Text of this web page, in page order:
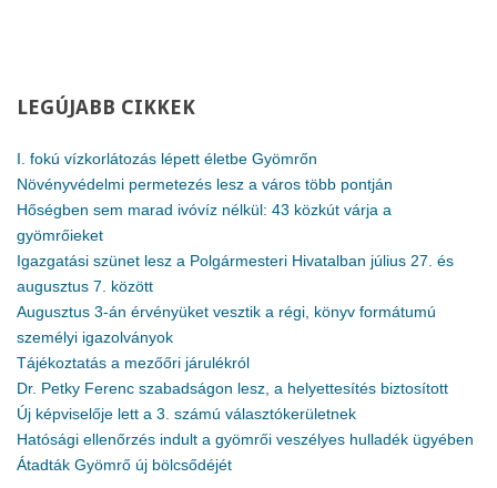
LEGÚJABB CIKKEK
I. fokú vízkorlátozás lépett életbe Gyömrőn
Növényvédelmi permetezés lesz a város több pontján
Hőségben sem marad ivóvíz nélkül: 43 közkút várja a
gyömrőieket
Igazgatási szünet lesz a Polgármesteri Hivatalban július 27. és
augusztus 7. között
Augusztus 3-án érvényüket vesztik a régi, könyv formátumú
személyi igazolványok
Tájékoztatás a mezőőri járulékról
Dr. Petky Ferenc szabadságon lesz, a helyettesítés biztosított
Új képviselője lett a 3. számú választókerületnek
Hatósági ellenőrzés indult a gyömrői veszélyes hulladék ügyében
Átadták Gyömrő új bölcsődéjét